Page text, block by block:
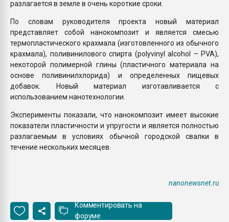
разлагается в земле в очень короткие сроки.
По словам руководителя проекта новый материал
представляет собой нанокомпозит и является смесью
термопластического крахмала (изготовленного из обычного
крахмала), поливинилового спирта (polyvinyl alcohol – PVA),
некоторой полимерной глины (пластичного материала на
основе поливинилхлорида) и определенных пищевых
добавок. Новый материал изготавливается с
использованием нанотехнологии.
Эксперименты показали, что нанокомпозит имеет высокие
показатели пластичности и упругости и является полностью
разлагаемым в условиях обычной городской свалки в
течение нескольких месяцев.
nanonewsnet.ru
Комментировать на
форуме